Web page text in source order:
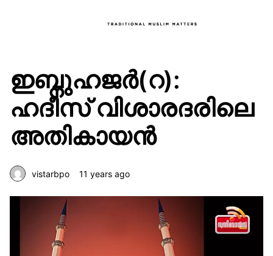
ഇബ്നുഹജര്‍(റ):
ഹദീസ് വിശാരദരിലെ
അതികായന്‍
vistarbpo 11 years ago